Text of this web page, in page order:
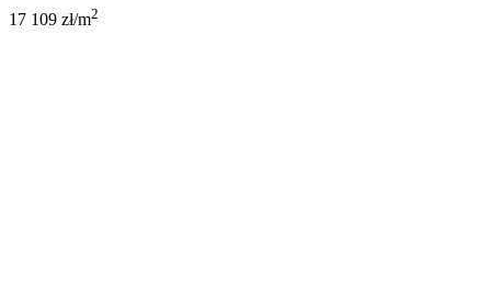
17 109 zł/m2